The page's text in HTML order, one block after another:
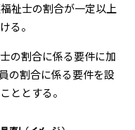
祉士の割合が一定以上
る。
の割合に係る要件に加
の割合に係る要件を設
ととする。